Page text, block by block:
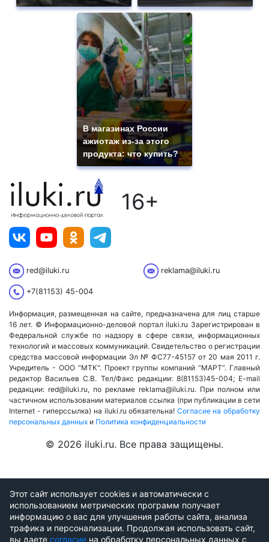
Этот сайт использует cookies и автоматически с
использованием метрических программ получает
информацию о вас для улучшения работы сайта, анализа
трафика и персонализации. Продолжая использовать сайт,
вы даете согласие на обработку персональных данных с
В магазинах России
ажиотаж из-за этого
продукта: что купить?
16+
red@iluki.ru reklama@iluki.ru
+7(81153) 45-004
Информация, размещенная на сайте, предназначена для лиц старше
16 лет. © Информационно-деловой портал iluki.ru Зарегистрирован в
Федеральной службе по надзору в сфере связи, информационных
технологий и массовых коммуникаций. Свидетельство о регистрации
средства массовой информации Эл № ФС77-45157 от 20 мая 2011 г.
Учредитель - ООО "МТК". Проект группы компаний “МАРТ”. Главный
редактор Васильев С.В. Тел/Факс редакции: 8(81153)45-004; E-mail
редакции: red@iluki.ru, по рекламе reklama@iluki.ru. При полном или
частичном использовании материалов ссылка (при публикации в сети
Internet - гиперссылка) на iluki.ru обязательна! Согласие на обработку
персональных данных и Политика конфиденциальности
© 2026 iluki.ru. Все права защищены.